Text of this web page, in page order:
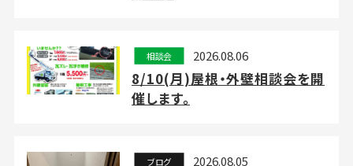
相談会 2026.08.06
8/10(月)屋根・外壁相談会を開
催します。
ブログ 2026.08.05